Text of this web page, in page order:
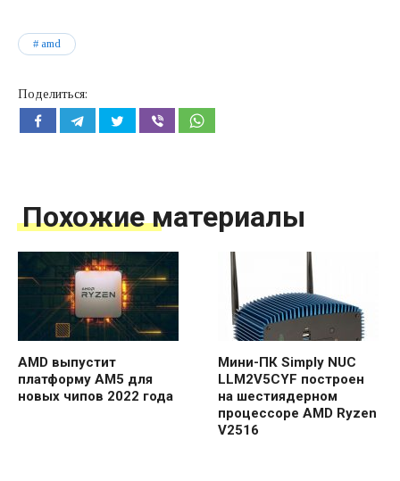
amd
Поделиться:
Похожие материалы
AMD выпустит
платформу AM5 для
новых чипов 2022 года
Мини-ПК Simply NUC
LLM2V5CYF построен
на шестиядерном
процессоре AMD Ryzen
V2516